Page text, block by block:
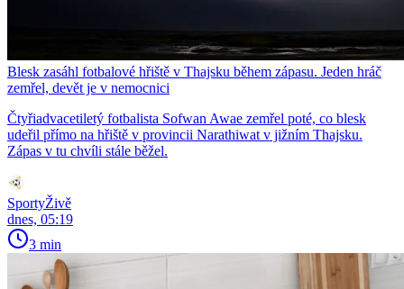
Blesk zasáhl fotbalové hřiště v Thajsku během zápasu. Jeden hráč
zemřel, devět je v nemocnici
Čtyřiadvacetiletý fotbalista Sofwan Awae zemřel poté, co blesk
udeřil přímo na hřiště v provincii Narathiwat v jižním Thajsku.
Zápas v tu chvíli stále běžel.
SportyŽivě
dnes, 05:19
3 min